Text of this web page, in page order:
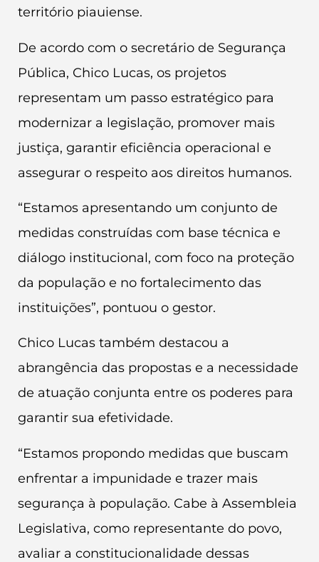
território piauiense.
De acordo com o secretário de Segurança
Pública, Chico Lucas, os projetos
representam um passo estratégico para
modernizar a legislação, promover mais
justiça, garantir eficiência operacional e
assegurar o respeito aos direitos humanos.
“Estamos apresentando um conjunto de
medidas construídas com base técnica e
diálogo institucional, com foco na proteção
da população e no fortalecimento das
instituições”, pontuou o gestor.
Chico Lucas também destacou a
abrangência das propostas e a necessidade
de atuação conjunta entre os poderes para
garantir sua efetividade.
“Estamos propondo medidas que buscam
enfrentar a impunidade e trazer mais
segurança à população. Cabe à Assembleia
Legislativa, como representante do povo,
avaliar a constitucionalidade dessas